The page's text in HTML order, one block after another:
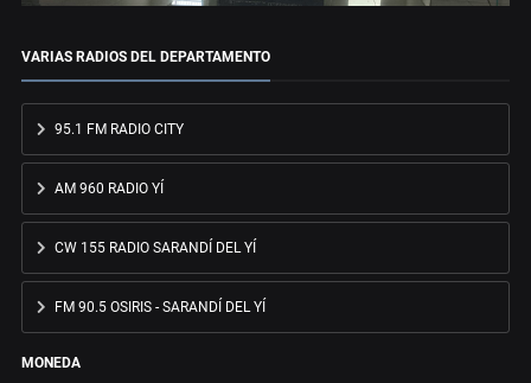
VARIAS RADIOS DEL DEPARTAMENTO
95.1 FM RADIO CITY
AM 960 RADIO YÍ
CW 155 RADIO SARANDÍ DEL YÍ
FM 90.5 OSIRIS - SARANDÍ DEL YÍ
MONEDA